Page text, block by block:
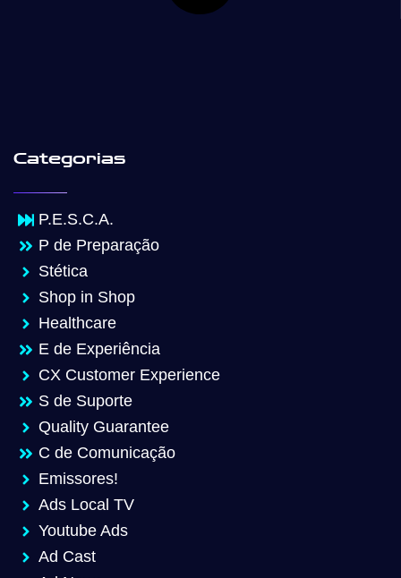
Categorias
P.E.S.C.A.
P de Preparação
Stética
Shop in Shop
Healthcare
E de Experiência
CX Customer Experience
S de Suporte
Quality Guarantee
C de Comunicação
Emissores!
Ads Local TV
Youtube Ads
Ad Cast